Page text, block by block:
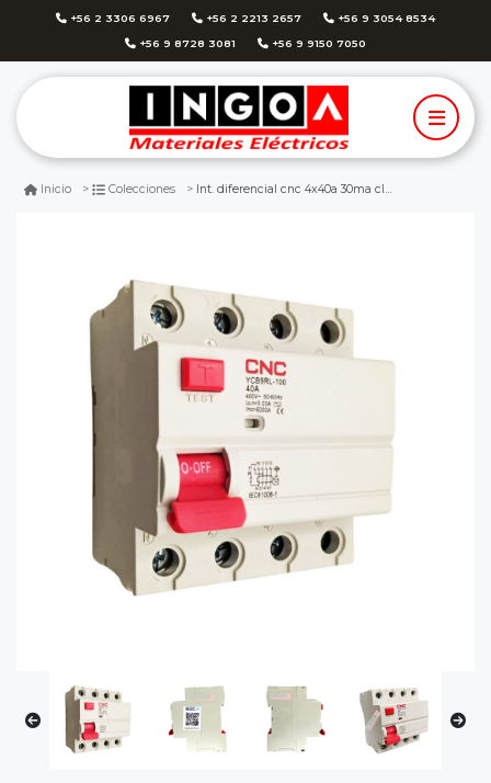
+56 2 3306 6967 +56 2 2213 2657 +56 9 3054 8534
+56 9 8728 3081 +56 9 9150 7050
Inicio Colecciones Int. diferencial cnc 4x40a 30ma clase ac